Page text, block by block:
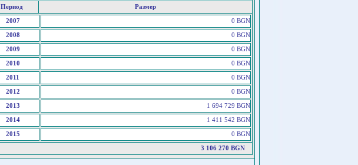
Период
Размер
2007 0 BGN
2008 0 BGN
2009 0 BGN
2010 0 BGN
2011 0 BGN
2012 0 BGN
2013 1 694 729 BGN
2014 1 411 542 BGN
2015 0 BGN
3 106 270 BGN